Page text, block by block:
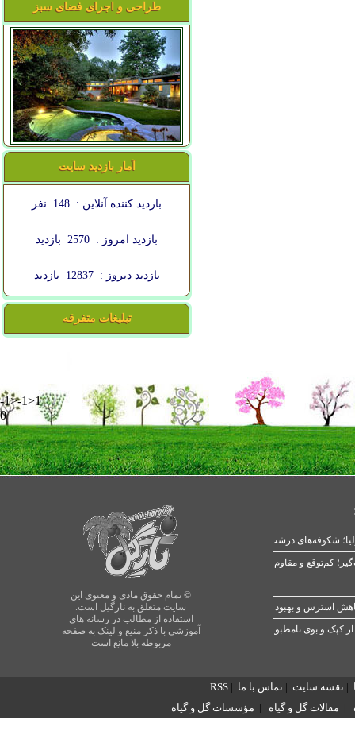
طراحی و اجرای فضای سبز
آمار بازدید سایت
بازدید کننده آنلاین : 148 نفر
بازدید امروز : 2570 بازدید
بازدید دیروز : 12837 بازدید
تبلیغات متفرقه
-1>-1>1
0
© تمام حقوق مادی و معنوی این
سایت متعلق به نارگیل است.
استفاده از مطالب در رسانه های
آموزشی با ذکر منبع و لینک به صفحه
مربوطه بلا مانع است
شکوفه‌های درشت در بهار
کپک و بوی نامطبوع
| نقشه سایت | تماس با ما |
RSS
| مقالات گل و گیاه | مؤسسات گل و گیاه